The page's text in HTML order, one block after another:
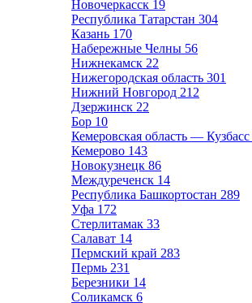
Новочеркасск 19
Республика Татарстан 304
Казань 170
Набережные Челны 56
Нижнекамск 22
Нижегородская область 301
Нижний Новгород 212
Дзержинск 22
Бор 10
Кемеровская область — Кузбасс
Кемерово 143
Новокузнецк 86
Междуреченск 14
Республика Башкортостан 289
Уфа 172
Стерлитамак 33
Салават 14
Пермский край 283
Пермь 231
Березники 14
Соликамск 6